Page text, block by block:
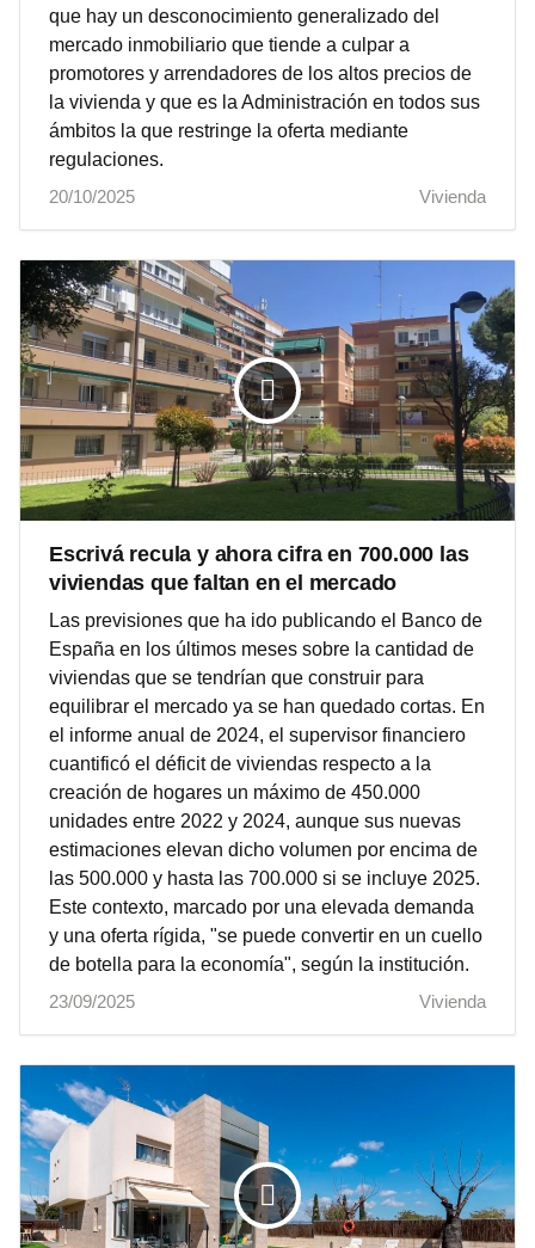
que hay un desconocimiento generalizado del
mercado inmobiliario que tiende a culpar a
promotores y arrendadores de los altos precios de
la vivienda y que es la Administración en todos sus
ámbitos la que restringe la oferta mediante
regulaciones.
20/10/2025
Vivienda
Escrivá recula y ahora cifra en 700.000 las
viviendas que faltan en el mercado
Las previsiones que ha ido publicando el Banco de
España en los últimos meses sobre la cantidad de
viviendas que se tendrían que construir para
equilibrar el mercado ya se han quedado cortas. En
el informe anual de 2024, el supervisor financiero
cuantificó el déficit de viviendas respecto a la
creación de hogares un máximo de 450.000
unidades entre 2022 y 2024, aunque sus nuevas
estimaciones elevan dicho volumen por encima de
las 500.000 y hasta las 700.000 si se incluye 2025.
Este contexto, marcado por una elevada demanda
y una oferta rígida, "se puede convertir en un cuello
de botella para la economía", según la institución.
23/09/2025
Vivienda